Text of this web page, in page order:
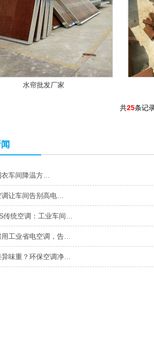
水帘批发厂家
共25条记
车间降温方…
让车间告别高电…
传统空调：工业车间…
工业省电空调，告…
味重？环保空调净…